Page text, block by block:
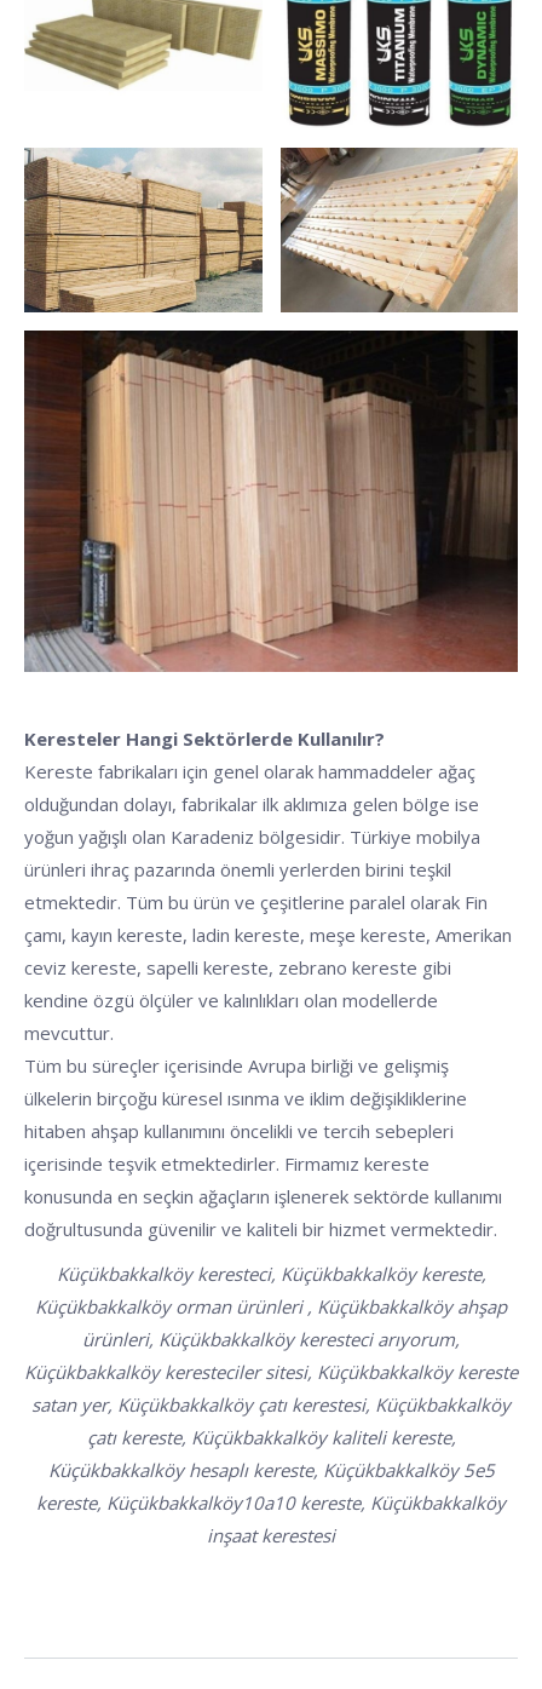
Keresteler Hangi Sektörlerde Kullanılır?
Kereste fabrikaları için genel olarak hammaddeler ağaç
olduğundan dolayı, fabrikalar ilk aklımıza gelen bölge ise
yoğun yağışlı olan Karadeniz bölgesidir. Türkiye mobilya
ürünleri ihraç pazarında önemli yerlerden birini teşkil
etmektedir. Tüm bu ürün ve çeşitlerine paralel olarak Fin
çamı, kayın kereste, ladin kereste, meşe kereste, Amerikan
ceviz kereste, sapelli kereste, zebrano kereste gibi
kendine özgü ölçüler ve kalınlıkları olan modellerde
mevcuttur.
Tüm bu süreçler içerisinde Avrupa birliği ve gelişmiş
ülkelerin birçoğu küresel ısınma ve iklim değişikliklerine
hitaben ahşap kullanımını öncelikli ve tercih sebepleri
içerisinde teşvik etmektedirler. Firmamız kereste
konusunda en seçkin ağaçların işlenerek sektörde kullanımı
doğrultusunda güvenilir ve kaliteli bir hizmet vermektedir.
Küçükbakkalköy keresteci, Küçükbakkalköy kereste,
Küçükbakkalköy orman ürünleri , Küçükbakkalköy ahşap
ürünleri, Küçükbakkalköy keresteci arıyorum,
Küçükbakkalköy keresteciler sitesi, Küçükbakkalköy kereste
satan yer, Küçükbakkalköy çatı kerestesi, Küçükbakkalköy
çatı kereste, Küçükbakkalköy kaliteli kereste,
Küçükbakkalköy hesaplı kereste, Küçükbakkalköy 5e5
kereste, Küçükbakkalköy10a10 kereste, Küçükbakkalköy
inşaat kerestesi